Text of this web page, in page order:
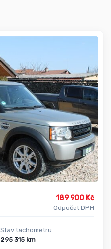
189 900 Kč
Odpočet DPH
Stav tachometru
295 315 km